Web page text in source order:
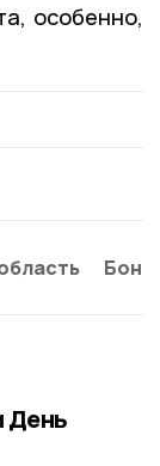
особенно,
День